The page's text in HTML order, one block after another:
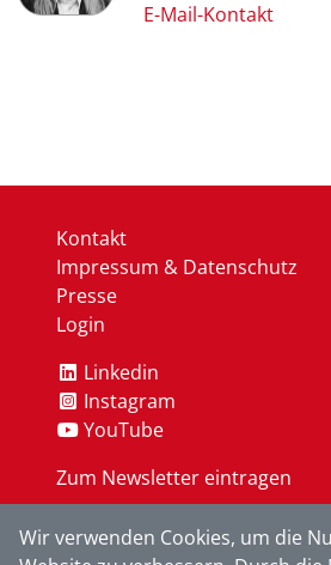
Kontakt
Impressum & Datenschutz
Presse
Login
Linkedin
Instagram
YouTube
Zum Newsletter eintragen
Wir verwenden Cookies, um die